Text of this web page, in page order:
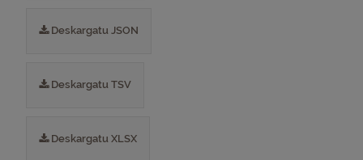
Deskargatu JSON
Deskargatu TSV
Deskargatu XLSX